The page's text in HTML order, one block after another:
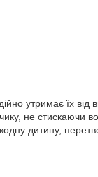
утримає їх від
не стискаючи
дитину,